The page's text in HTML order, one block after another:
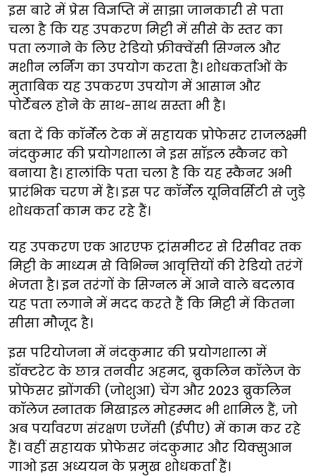
इस बारे में प्रेस विज्ञप्ति में साझा जानकारी से पता
चला है कि यह उपकरण मिट्टी में सीसे के स्तर का
पता लगाने के लिए रेडियो फ्रीक्वेंसी सिग्नल और
मशीन लर्निंग का उपयोग करता है। शोधकर्ताओं के
मुताबिक यह उपकरण उपयोग में आसान और
पोर्टेबल होने के साथ-साथ सस्ता भी है।
बता दें कि कॉर्नेल टेक में सहायक प्रोफेसर राजलक्ष्मी
नंदकुमार की प्रयोगशाला ने इस सॉइल स्कैनर को
बनाया है। हालांकि पता चला है कि यह स्कैनर अभी
प्रारंभिक चरण में है। इस पर कॉर्नेल यूनिवर्सिटी से जुड़े
शोधकर्ता काम कर रहे हैं।
यह उपकरण एक आरएफ ट्रांसमीटर से रिसीवर तक
मिट्टी के माध्यम से विभिन्न आवृत्तियों की रेडियो तरंगें
भेजता है। इन तरंगों के सिग्नल में आने वाले बदलाव
यह पता लगाने में मदद करते हैं कि मिट्टी में कितना
सीसा मौजूद है।
इस परियोजना में नंदकुमार की प्रयोगशाला में
डॉक्टरेट के छात्र तनवीर अहमद, ब्रुकलिन कॉलेज के
प्रोफेसर झोंगकी (जोशुआ) चेंग और 2023 ब्रुकलिन
कॉलेज स्नातक मिखाइल मोहम्मद भी शामिल हैं, जो
अब पर्यावरण संरक्षण एजेंसी (ईपीए) में काम कर रहे
हैं। वहीं सहायक प्रोफेसर नंदकुमार और यिक्सुआन
गाओ इस अध्ययन के प्रमुख शोधकर्ता हैं।